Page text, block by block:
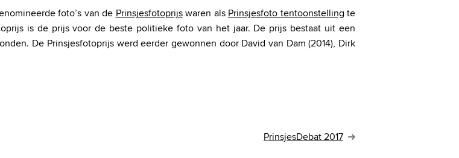
foto’s van de Prinsjesfotoprijswaren als Prinsjesfoto tentoonstelling te
is de prijs voor de beste politieke foto van het jaar. De prijs bestaat uit een
De Prinsjesfotoprijs werd eerder gewonnen door David van Dam (2014), Dirk
PrinsjesDebat 2017